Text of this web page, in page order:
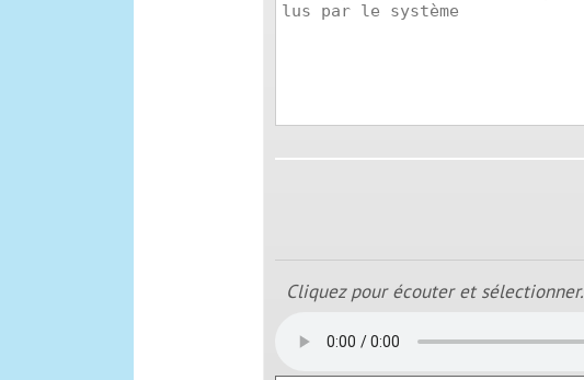
Cliquez pour écouter et sélectionner.